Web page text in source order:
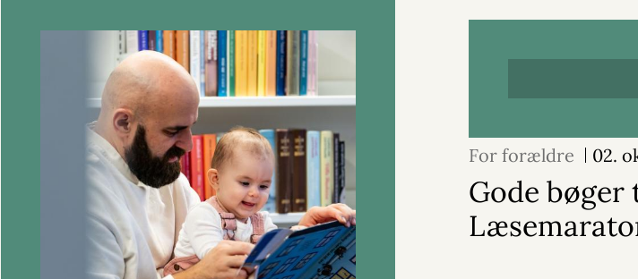
For forældre 02.
Gode bøger